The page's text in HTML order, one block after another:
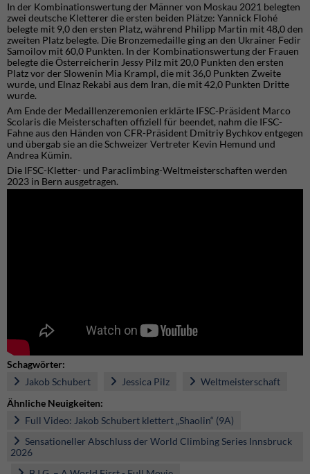
In der Kombinationswertung der Männer von Moskau 2021 belegten
zwei deutsche Kletterer die ersten beiden Plätze: Yannick Flohé
belegte mit 9,0 den ersten Platz, während Philipp Martin mit 48,0 den
zweiten Platz belegte. Die Bronzemedaille ging an den Ukrainer Fedir
Samoilov mit 60,0 Punkten. In der Kombinationswertung der Frauen
belegte die Österreicherin Jessy Pilz mit 20,0 Punkten den ersten
Platz vor der Slowenin Mia Krampl, die mit 36,0 Punkten Zweite
wurde, und Elnaz Rekabi aus dem Iran, die mit 42,0 Punkten Dritte
wurde.
Am Ende der Medaillenzeremonien erklärte IFSC-Präsident Marco
Scolaris die Meisterschaften offiziell für beendet, nahm die IFSC-
Fahne aus den Händen von CFR-Präsident Dmitriy Bychkov entgegen
und übergab sie an die Schweizer Vertreter Kevin Hemund und
Andrea Kümin.
Die IFSC-Kletter- und Paraclimbing-Weltmeisterschaften werden
2023 in Bern ausgetragen.
Schagwörter:
Jakob Schubert
Jessica Pilz
Weltmeisterschaft
Ähnliche Neuigkeiten:
Full Video: Jakob Schubert klettert „Shaolin“ (9A)
Sensationeller Abschluss der World Climbing Series Innsbruck
2026